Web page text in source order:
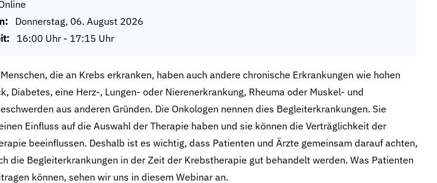
Donnerstag, 06. August 2026
16:00 Uhr - 17:15 Uhr
die an Krebs erkranken, haben auch andere chronische Erkrankungen wie hohen
Diabetes, eine Herz-, Lungen- oder Nierenerkrankung, Rheuma oder Muskel- und
aus anderen Gründen. Die Onkologen nennen dies Begleiterkrankungen. Sie
Einfluss auf die Auswahl der Therapie haben und sie können die Verträglichkeit der
beeinflussen. Deshalb ist es wichtig, dass Patienten und Ärzte gemeinsam darauf achten,
die Begleiterkrankungen in der Zeit der Krebstherapie gut behandelt werden. Was Patienten
können, sehen wir uns in diesem Webinar an.